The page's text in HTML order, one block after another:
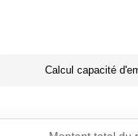
Calcul capacité